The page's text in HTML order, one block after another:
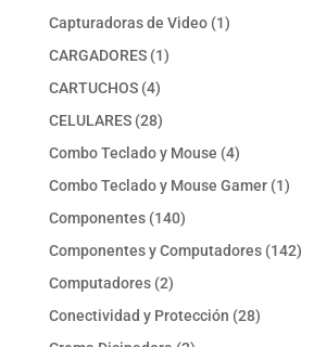
productos
Capturadoras de Video 11
CARGADORES 11
CARTUCHOS 44
productos
CELULARES 2828
productos
Combo Teclado y Mouse 44
productos
Combo Teclado y Mouse Gamer 11
Componentes 140140
productos
Componentes y Computadores 142142
Computadores 22
productos
Conectividad y Protección 2828